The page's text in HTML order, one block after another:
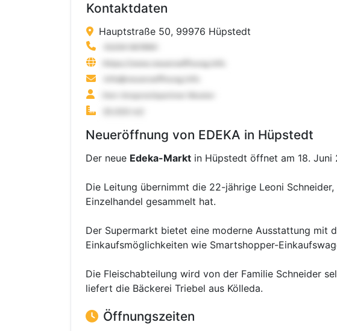
Kontaktdaten
Hauptstraße 50, 99976 Hüpstedt
Neueröffnung von EDEKA in Hüpstedt
Der neue Edeka-Markt in Hüpstedt öffnet am 18. Juni
Die Leitung übernimmt die 22-jährige Leoni
Einzelhandel gesammelt hat.
Der Supermarkt bietet eine moderne Ausstattung mit
Einkaufsmöglichkeiten wie Smartshopper-
Die Fleischabteilung wird von der Familie Schneider
liefert die Bäckerei Triebel aus Kölleda.
Öffnungszeiten